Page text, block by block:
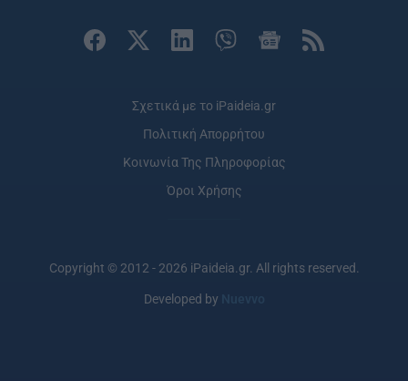
Σχετικά με το iPaideia.gr
Πολιτική Απορρήτου
Κοινωνία Της Πληροφορίας
Όροι Χρήσης
Copyright © 2012 - 2026 iPaideia.gr. All rights reserved.
Developed by